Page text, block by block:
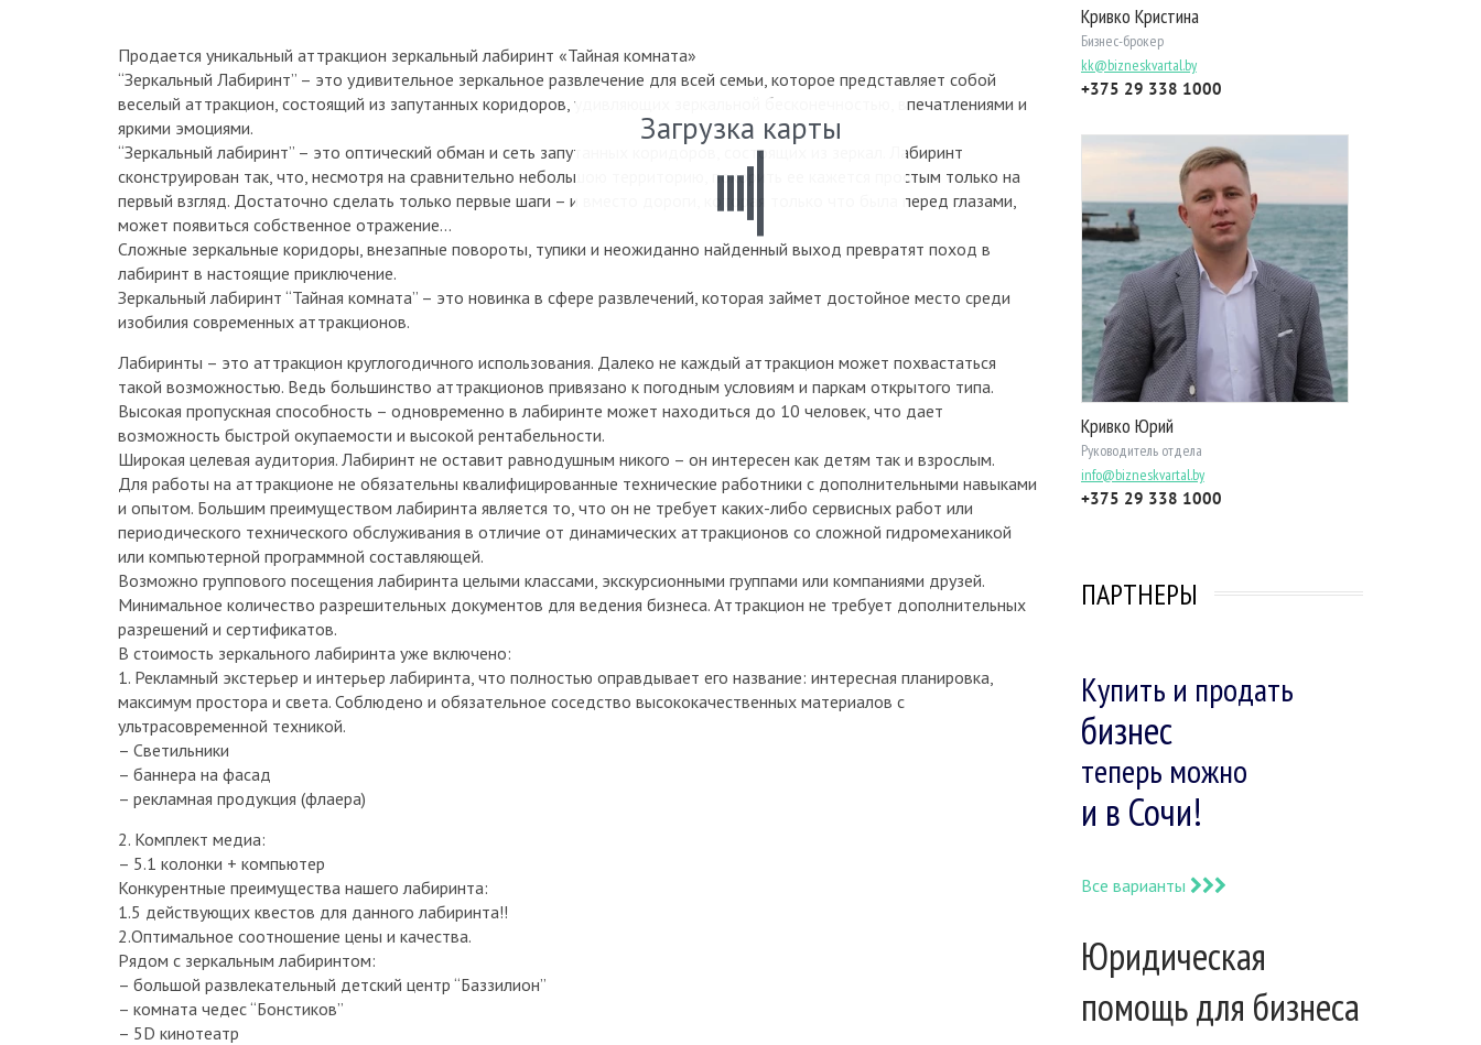
Продается уникальный аттракцион зеркальный лабиринт «Тайная комната»
“Зеркальный Лабиринт” – это удивительное зеркальное развлечение для всей семьи, которое представляет собой
веселый аттракцион, состоящий из запутанных коридоров, удивляющих зеркальной бесконечностью, впечатлениями и
яркими эмоциями.
“Зеркальный лабиринт” – это оптический обман и сеть запутанных коридоров, состоящих из зеркал. Лабиринт
сконструирован так, что, несмотря на сравнительно небольшою территорию, покорить ее кажется простым только на
первый взгляд. Достаточно сделать только первые шаги – и вместо дороги, которая только что была перед глазами,
может появиться собственное отражение…
Сложные зеркальные коридоры, внезапные повороты, тупики и неожиданно найденный выход превратят поход в
лабиринт в настоящие приключение.
Зеркальный лабиринт “Тайная комната” – это новинка в сфере развлечений, которая займет достойное место среди
изобилия современных аттракционов.
Лабиринты – это аттракцион круглогодичного использования. Далеко не каждый аттракцион может похвастаться
такой возможностью. Ведь большинство аттракционов привязано к погодным условиям и паркам открытого типа.
Высокая пропускная способность – одновременно в лабиринте может находиться до 10 человек, что дает
возможность быстрой окупаемости и высокой рентабельности.
Широкая целевая аудитория. Лабиринт не оставит равнодушным никого – он интересен как детям так и взрослым.
Для работы на аттракционе не обязательны квалифицированные технические работники с дополнительными навыками
и опытом. Большим преимуществом лабиринта является то, что он не требует каких-либо сервисных работ или
периодического технического обслуживания в отличие от динамических аттракционов со сложной гидромеханикой
или компьютерной программной составляющей.
Возможно группового посещения лабиринта целыми классами, экскурсионными группами или компаниями друзей.
Минимальное количество разрешительных документов для ведения бизнеса. Аттракцион не требует дополнительных
разрешений и сертификатов.
В стоимость зеркального лабиринта уже включено:
1. Рекламный экстерьер и интерьер лабиринта, что полностью оправдывает его название: интересная планировка,
максимум простора и света. Соблюдено и обязательное соседство высококачественных материалов с
ультрасовременной техникой.
– Светильники
– баннера на фасад
– рекламная продукция (флаера)
2. Комплект медиа:
– 5.1 колонки + компьютер
Конкурентные преимущества нашего лабиринта:
1.5 действующих квестов для данного лабиринта!!
2.Оптимальное соотношение цены и качества.
Рядом с зеркальным лабиринтом:
– большой развлекательный детский центр “Баззилион”
– комната чедес “Бонстиков”
– 5D кинотеатр
Загрузка карты
Кривко Кристина
Бизнес-брокер
kk@bizneskvartal.by
+375 29 338 1000
Кривко Юрий
Руководитель отдела
info@bizneskvartal.by
+375 29 338 1000
ПАРТНЕРЫ
Купить и продать
бизнес
теперь можно
и в Сочи!
Все варианты
Юридическая
помощь для бизнеса